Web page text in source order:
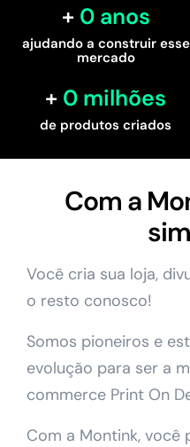
ajudando a construir esse
mercado
0 anos
de produtos criados
0 milhões
Com a
Você cria sua loja,
o resto conosco!
Somos pioneiros e
evolução para ser a
commerce Print On
Com a Montink, você